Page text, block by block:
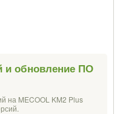
- мы
разницы
и обновление ПО
на MECOOL KM2 Plus